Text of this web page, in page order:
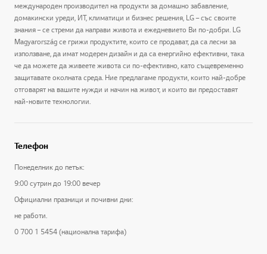
международен производител на продукти за домашно забавление,
домакински уреди, ИТ, климатици и бизнес решения, LG – със своите
знания – се стреми да направи живота и ежедневието Ви по-добри. LG
Magyarország се грижи продуктите, които се продават, да са лесни за
използване, да имат модерен дизайн и да са енергийно ефективни, така
че да можете да живеете живота си по-ефективно, като същевременно
защитавате околната среда. Ние предлагаме продукти, които най-добре
отговарят на вашите нужди и начин на живот, и които ви предоставят
най-новите технологии.
Телефон
Понеделник до петък:
9:00 сутрин до 19:00 вечер
Официални празници и почивни дни:
не работи.
0 700 1 5454 (национална тарифа)